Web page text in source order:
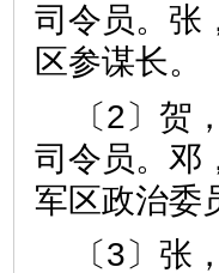
司令员。张
区参谋长。
〔2〕贺
司令员。邓
军区政治委
〔3〕张